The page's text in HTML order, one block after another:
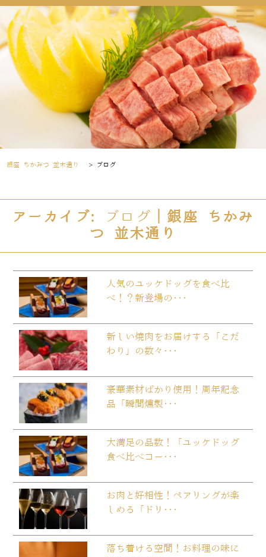
銀座 ちかみつ 並木通り > ブログ
アーカイブ: ブログ ｜銀座 ちかみ
つ 並木通り
人気のユッケドッグを食べ比
べ！？新登場の･･･
新しい焼肉をお届けする「こだ
わり」の数々･･･
豪華素材ばかり使用！周年記念
品「瞬間燻製･･･
大満足の品数！「ユッケドッグ
食べ比べコー･･･
お肉と好相性！ペアリングが楽
しめる「ドリ･･･
落ち着ける空間！お料理の味に